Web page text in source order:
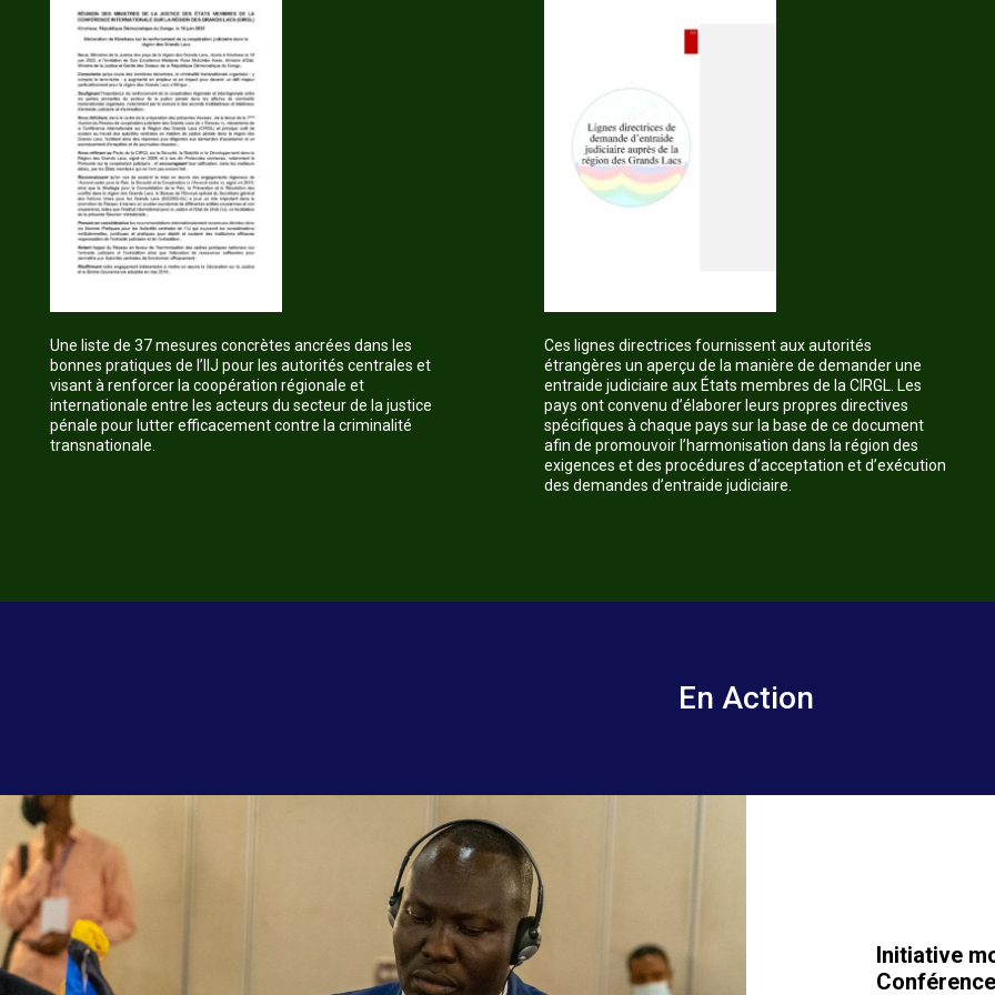
Une liste de 37 mesures concrètes ancrées dans les
bonnes pratiques de l’IIJ pour les autorités centrales et
visant à renforcer la coopération régionale et
internationale entre les acteurs du secteur de la justice
pénale pour lutter efficacement contre la criminalité
transnationale.
Ces lignes directrices fournissent aux autorités
étrangères un aperçu de la manière de demander une
entraide judiciaire aux États membres de la CIRGL. Les
pays ont convenu d’élaborer leurs propres directives
spécifiques à chaque pays sur la base de ce document
afin de promouvoir l’harmonisation dans la région des
exigences et des procédures d’acceptation et d’exécution
des demandes d’entraide judiciaire.
En Action
Initiative